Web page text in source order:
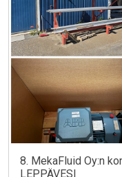
8. MekaFluid Oy:n
LEPPÄVESI